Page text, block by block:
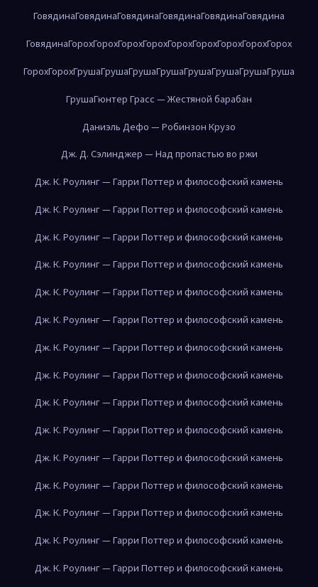
ГовядинаГовядинаГовядинаГовядинаГовядинаГовядина
ГовядинаГорохГорохГорохГорохГорохГорохГорохГорохГорох
ГорохГорохГрушаГрушаГрушаГрушаГрушаГрушаГрушаГруша
ГрушаГюнтер Грасс — Жестяной барабан
Даниэль Дефо — Робинзон Крузо
Дж. Д. Сэлинджер — Над пропастью во ржи
Дж. К. Роулинг — Гарри Поттер и философский камень
Дж. К. Роулинг — Гарри Поттер и философский камень
Дж. К. Роулинг — Гарри Поттер и философский камень
Дж. К. Роулинг — Гарри Поттер и философский камень
Дж. К. Роулинг — Гарри Поттер и философский камень
Дж. К. Роулинг — Гарри Поттер и философский камень
Дж. К. Роулинг — Гарри Поттер и философский камень
Дж. К. Роулинг — Гарри Поттер и философский камень
Дж. К. Роулинг — Гарри Поттер и философский камень
Дж. К. Роулинг — Гарри Поттер и философский камень
Дж. К. Роулинг — Гарри Поттер и философский камень
Дж. К. Роулинг — Гарри Поттер и философский камень
Дж. К. Роулинг — Гарри Поттер и философский камень
Дж. К. Роулинг — Гарри Поттер и философский камень
Дж. К. Роулинг — Гарри Поттер и философский камень